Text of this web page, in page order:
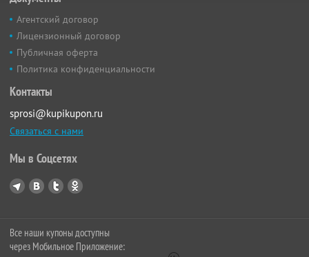
Агентский договор
Лицензионный договор
Публичная оферта
Политика конфиденциальности
Контакты
sprosi@kupikupon.ru
Связаться с нами
Мы в Соцсетях
Все наши купоны доступны
через Мобильное Приложение: